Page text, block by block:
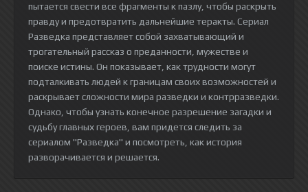
пытается свести все фрагменты к пазлу, чтобы раскрыть
правду и предотвратить дальнейшие теракты. Сериал
Разведка представляет собой захватывающий и
трогательный рассказ о преданности, мужестве и
поиске истины. Он показывает, как трудности могут
подталкивать людей к границам своих возможностей и
раскрывает сложности мира разведки и контрразведки.
Однако, чтобы узнать конечное разрешение загадки и
судьбу главных героев, вам придется следить за
сериалом "Разведка" и посмотреть, как история
разворачивается и решается.